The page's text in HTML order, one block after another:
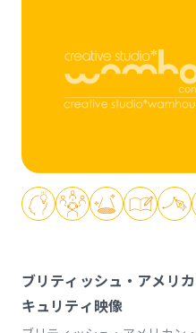
ブリティッシュ・アメリ
キュリティ映像